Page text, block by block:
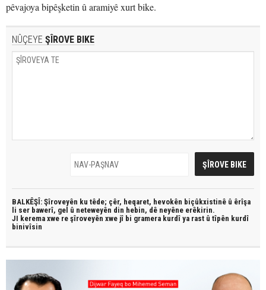
pêvajoya bipêşketin û aramiyê xurt bike.
NÛÇEYE ŞÎROVE BIKE
BALKÊŞÎ: Şîroveyên ku têde; çêr, heqaret, hevokên biçûkxistinê û êrîşa
li ser bawerî, gel û neteweyên din hebin, dê neyêne erêkirin.
JI kerema xwe re şîroveyên xwe jî bi gramera kurdî ya rast û tîpên kurdî
binivîsin